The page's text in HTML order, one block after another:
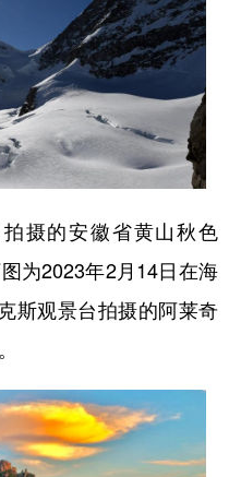
摄的安徽省黄山秋色
为2023年2月14日在海
斯观景台拍摄的阿莱奇